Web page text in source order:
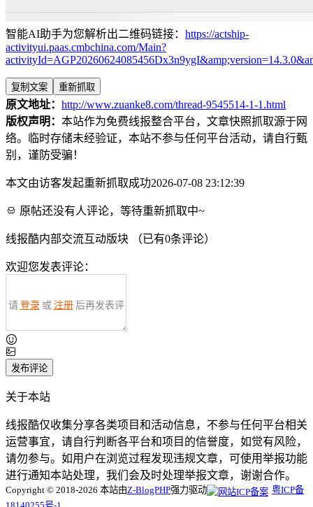
智能AI助手为您解析出二维码链接： https://actship-
activityui.paas.cmbchina.com/Main?
复制文案 重新抓取
原文地址： http://www.zuanke8.com/thread-9545514-1-1.html
版权声明： 本站作为免费线报整合平台，文章快照抓取源于网
络。临时存储未经验证，本站不参与任何平台活动，请自行甄
别，谨防受骗！
本文由访客发起重新抓取成功2026-07-08 23:12:39
原帖还没有人评论，等待重新抓取中~
线报酷内部交流互动版块 （已有0条评论）
欢迎您发表评论：
请 登录 或 注册 后再发表评
发布评论
关于本站
线报酷仅收集分享各类项目和活动信息，不参与任何平台相关
运营事宜，请自行判断各平台和项目的信誉度，如觉有风险，
请勿参与。如用户在浏览过程发现违规文章，可使用举报功能
进行通知本站处理，我们会及时处理举报文章，谢谢合作。
Copyright © 2018-2026 本站由Z-BlogPHP强力驱动
粤ICP备